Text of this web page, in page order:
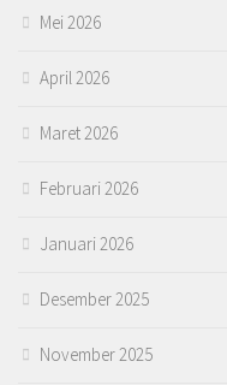
Mei 2026
April 2026
Maret 2026
Februari 2026
Januari 2026
Desember 2025
November 2025